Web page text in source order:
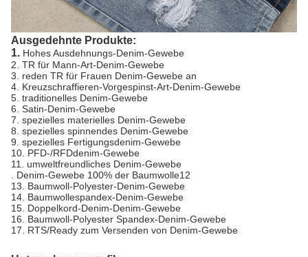
Ausgedehnte Produkte:
1. Hohes Ausdehnungs-Denim-Gewebe
2. TR für Mann-Art-Denim-Gewebe
3. reden TR für Frauen Denim-Gewebe an
4. Kreuzschraffieren-Vorgespinst-Art-Denim-Gewebe
5. traditionelles Denim-Gewebe
6. Satin-Denim-Gewebe
7. spezielles materielles Denim-Gewebe
8. spezielles spinnendes Denim-Gewebe
9. spezielles Fertigungsdenim-Gewebe
10. PFD-/RFDdenim-Gewebe
11. umweltfreundliches Denim-Gewebe
. Denim-Gewebe 100% der Baumwolle12
13. Baumwoll-Polyester-Denim-Gewebe
14. Baumwollespandex-Denim-Gewebe
15. Doppelkord-Denim-Denim-Gewebe
16. Baumwoll-Polyester Spandex-Denim-Gewebe
17. RTS/Ready zum Versenden von Denim-Gewebe